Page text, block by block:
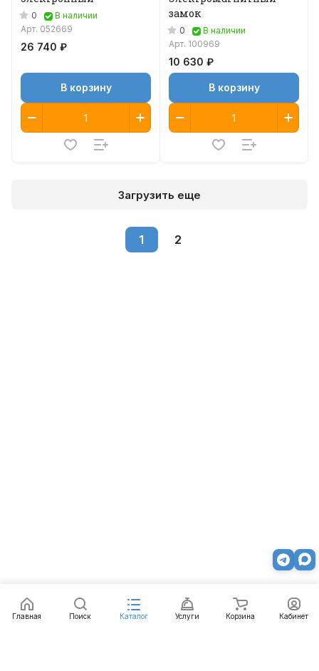
0
В наличии
Арт. 052669
26 740 ₽
В корзину
замок
0
В наличии
Арт. 100969
10 630 ₽
В корзину
Загрузить еще
1 2
Главная Поиск Каталог Услуги Корзина Кабинет